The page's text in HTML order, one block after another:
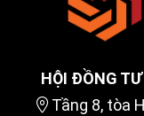
HỘI ĐỒNG
Tầng 8, tòa